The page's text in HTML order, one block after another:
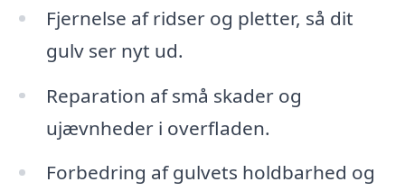
Fjernelse af ridser og pletter, så dit
gulv ser nyt ud.
Reparation af små skader og
ujævnheder i overfladen.
Forbedring af gulvets holdbarhed og